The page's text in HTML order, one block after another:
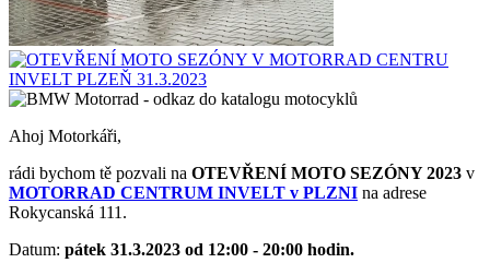
Ahoj Motorkáři,
rádi bychom tě pozvali na OTEVŘENÍ MOTO SEZÓNY 2023 v
MOTORRAD CENTRUM INVELT v PLZNI na adrese
Rokycanská 111.
Datum: pátek 31.3.2023 od 12:00 - 20:00 hodin.